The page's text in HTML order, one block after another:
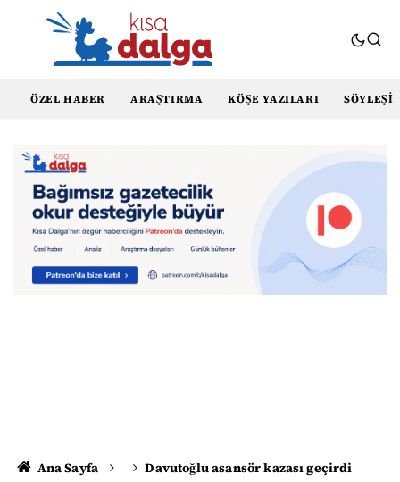
ÖZEL HABER ARAŞTIRMA KÖŞE YAZILARI SÖYLEŞI
Ana Sayfa Davutoğlu asansör kazası geçirdi